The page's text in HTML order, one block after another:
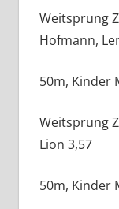
Weitsprung
Hofmann,
50m, Kinder
Weitsprung
Lion 3,57
50m, Kinder